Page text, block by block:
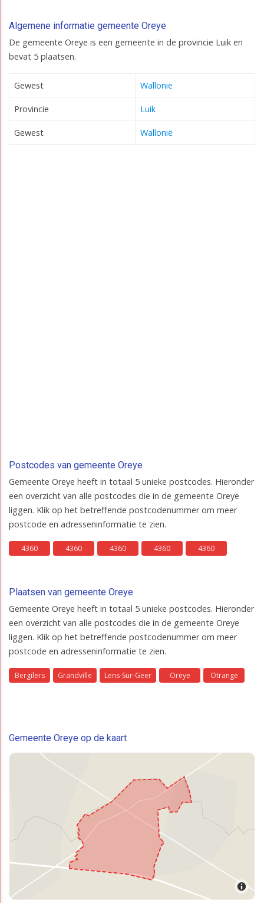
Algemene informatie gemeente Oreye
De gemeente Oreye is een gemeente in de provincie Luik en
bevat 5 plaatsen.
Gewest Wallonië
Provincie Luik
Gewest Wallonië
Postcodes van gemeente Oreye
Gemeente Oreye heeft in totaal 5 unieke postcodes. Hieronder
een overzicht van alle postcodes die in de gemeente Oreye
liggen. Klik op het betreffende postcodenummer om meer
postcode en adresseninformatie te zien.
4360 4360 4360 4360 4360
Plaatsen van gemeente Oreye
Gemeente Oreye heeft in totaal 5 unieke postcodes. Hieronder
een overzicht van alle postcodes die in de gemeente Oreye
liggen. Klik op het betreffende postcodenummer om meer
postcode en adresseninformatie te zien.
Bergilers Grandville Lens-Sur-Geer Oreye Otrange
Gemeente Oreye op de kaart